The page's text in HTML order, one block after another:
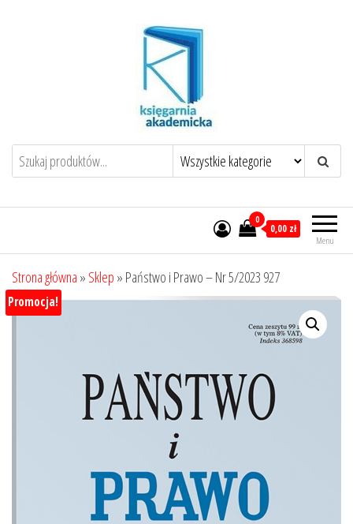
Menu
0
0,00 zł
Strona główna » Sklep » Państwo i Prawo – Nr 5/2023 927
Promocja!